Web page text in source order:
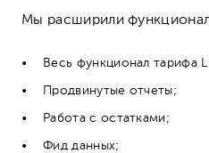
Мы расширили
Весь функционал тарифа
Продвинутые отчеты;
Работа с остатками;
Фид данных;